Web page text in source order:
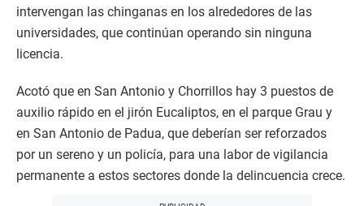
intervengan las chinganas en los alrededores de las
universidades, que continúan operando sin ninguna
licencia.
Acotó que en San Antonio y Chorrillos hay 3 puestos de
auxilio rápido en el jirón Eucaliptos, en el parque Grau y
en San Antonio de Padua, que deberían ser reforzados
por un sereno y un policía, para una labor de vigilancia
permanente a estos sectores donde la delincuencia crece.